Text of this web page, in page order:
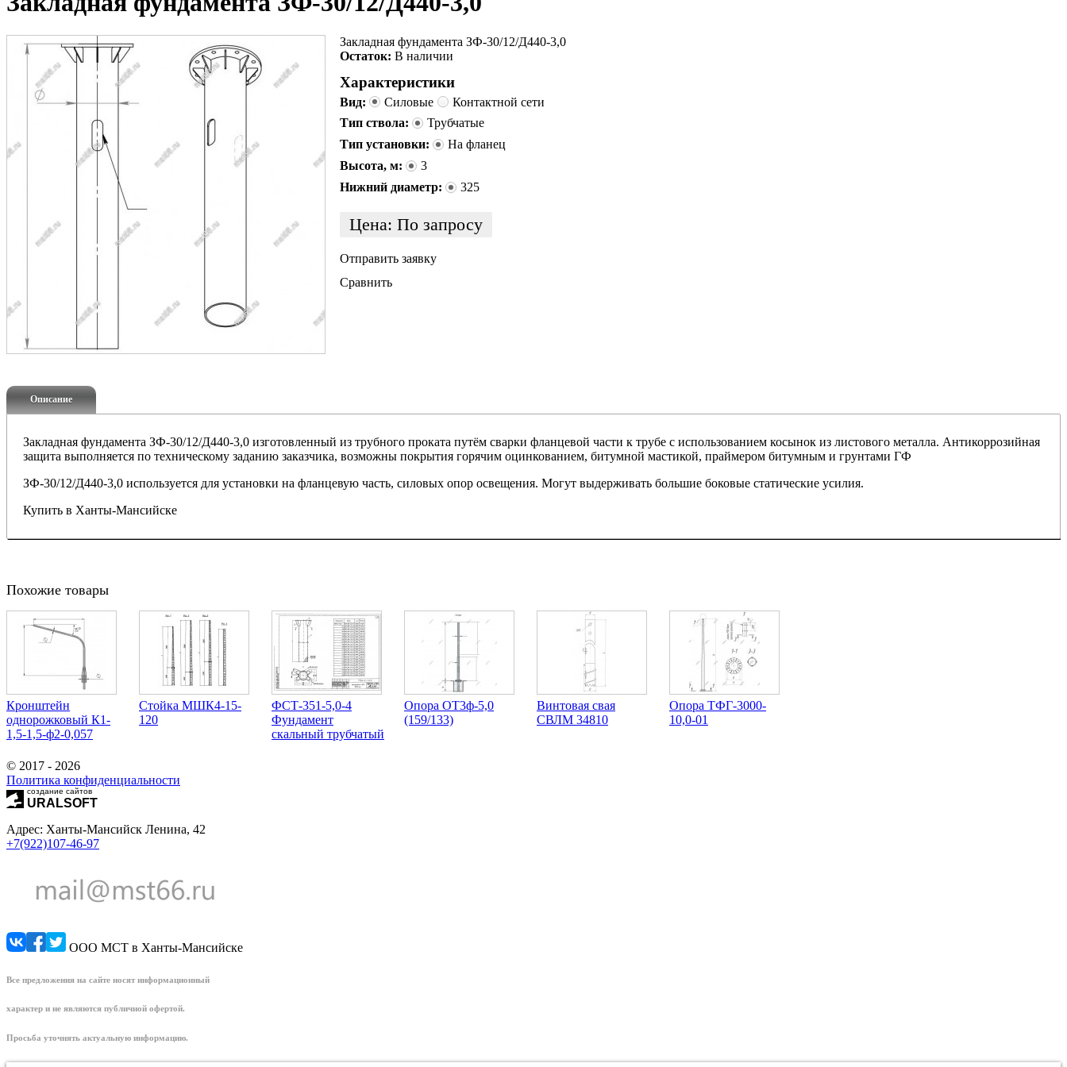
Закладная фундамента ЗФ-30/12/Д440-3,0
Остаток: В наличии
Характеристики
Вид: Силовые
Контактной сети
Тип ствола:
Трубчатые
Тип установки:
На фланец
Высота, м:
3
Нижний диаметр:
325
Цена: По запросу
Отправить заявку
Сравнить
Описание
Закладная фундамента ЗФ-30/12/Д440-3,0 изготовленный из трубного проката путём сварки фланцевой части к трубе с использованием косынок из листового металла. Антикоррозийная
защита выполняется по техническому заданию заказчика, возможны покрытия горячим оцинкованием, битумной мастикой, праймером битумным и грунтами ГФ
ЗФ-30/12/Д440-3,0 используется для установки на фланцевую часть, силовых опор освещения. Могут выдерживать большие боковые статические усилия.
Купить в Ханты-Мансийске
Похожие товары
Кронштейн
однорожковый К1-
1,5-1,5-ф2-0,057
Стойка МШК4-15-
120
ФСТ-351-5,0-4
Фундамент
скальный трубчатый
Опора ОТ3ф-5,0
(159/133)
Винтовая свая
СВЛМ 34810
Опора ТФГ-3000-
10,0-01
© 2017 - 2026
Политика конфиденциальности
создание сайтов
URALSOFT
Адрес: Ханты-Мансийск Ленина, 42
+7(922)107-46-97
ООО МСТ в Ханты-Мансийске
Все предложения на сайте носят информационный
характер и не являются публичной офертой.
Просьба уточнять актуальную информацию.